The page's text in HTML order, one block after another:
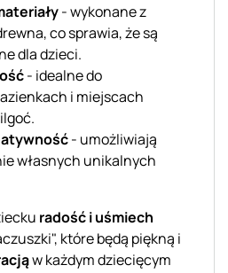
- wykonane z
co sprawia, że są
dla dzieci.
- idealne do
i miejscach
- umożliwiają
własnych unikalnych
radość i uśmiech
które będą piękną i
w każdym dziecięcym